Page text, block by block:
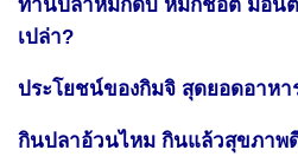
ทานปลาหมึกดิบ หมึกชอต มีอัน
เปล่า?
ประโยชน์ของกิมจิ สุดยอดอาห
กินปลาอ้วนไหม กินแล้วสุขภาพ